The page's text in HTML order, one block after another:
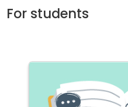
For students